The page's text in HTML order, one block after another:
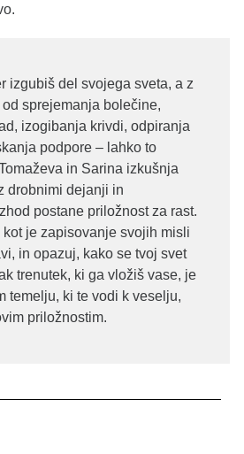
izgubiš del svojega sveta, a z
sprejemanja bolečine,
izogibanja krivdi, odpiranja
podpore – lahko to
in Sarina izkušnja
drobnimi dejanji in
postane priložnost za rast.
kot je zapisovanje svojih misli
in opazuj, kako se tvoj svet
trenutek, ki ga vložiš vase, je
temelju, ki te vodi k veselju,
priložnostim.